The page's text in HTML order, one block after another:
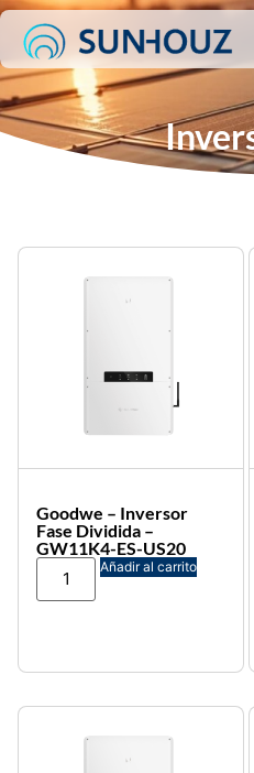
Goodwe – Inversor
Fase Dividida –
GW11K4-ES-US20
Añadir al carrito